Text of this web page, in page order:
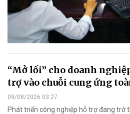
“Mở lối” cho doanh
trợ vào chuỗi cung ứng
09/08/2026 03:27
Phát triển công nghiệp hỗ trợ đang trở